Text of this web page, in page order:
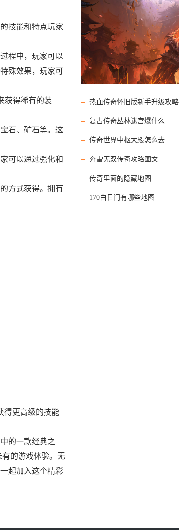
技能和特点玩家
程中，玩家可以
殊效果，玩家可
获得稀有的装
石、矿石等。这
可以通过强化和
方式获得。拥有
得更高级的技能
的一款经典之
的游戏体验。无
起加入这个精彩
热血传奇怀旧版新手升级攻略
复古传奇丛林迷宫爆什么
传奇世界中枢大殿怎么去
奔雷无双传奇攻略图文
传奇里面的隐藏地图
170白日门有哪些地图